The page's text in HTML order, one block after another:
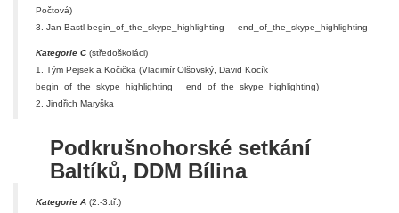
Počtová)
3. Jan Bastl begin_of_the_skype_highlighting end_of_the_skype_highlighting
Kategorie C(středoškoláci)
1. Tým Pejsek a Kočička (Vladimír Olšovský, David Kocík
begin_of_the_skype_highlighting
end_of_the_skype_highlighting)
2. Jindřich Maryška
Podkrušnohorské setkání
Baltíků, DDM Bílina
Kategorie A (2.-3.tř.)